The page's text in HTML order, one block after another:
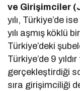
ve Girişimciler
yılı, Türkiye’de
yılı aşmış köklü
Türkiye’deki
Türkiye’de 9
gerçekleştirdiği
sıra girişimciliği